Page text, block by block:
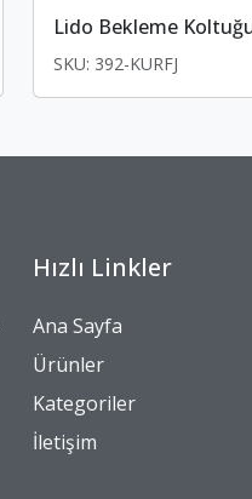
Lido Bekleme
SKU: 392-KURFJ
Hızlı Linkler
Ana Sayfa
Ürünler
Kategoriler
İletişim